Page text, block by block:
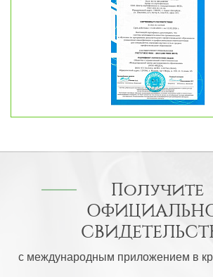
Получите
с международным приложением в